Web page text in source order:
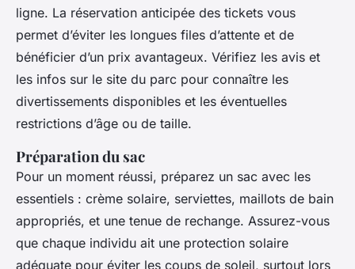
ligne. La réservation anticipée des tickets vous
permet d’éviter les longues files d’attente et de
bénéficier d’un prix avantageux. Vérifiez les avis et
les infos sur le site du parc pour connaître les
divertissements disponibles et les éventuelles
restrictions d’âge ou de taille.
Préparation du sac
Pour un moment réussi, préparez un sac avec les
essentiels : crème solaire, serviettes, maillots de bain
appropriés, et une tenue de rechange. Assurez-vous
que chaque individu ait une protection solaire
adéquate pour éviter les coups de soleil, surtout lors